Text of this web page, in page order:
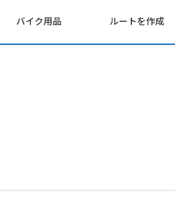
バイク用品 ルートを作成